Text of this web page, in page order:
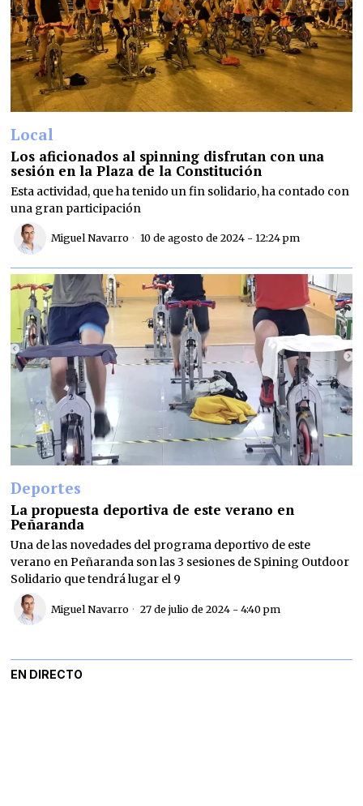
Local
Los aficionados al spinning disfrutan con una
sesión en la Plaza de la Constitución
Esta actividad, que ha tenido un fin solidario, ha contado con
una gran participación
Miguel Navarro 10 de agosto de 2024 - 12:24 pm
Deportes
La propuesta deportiva de este verano en
Peñaranda
Una de las novedades del programa deportivo de este
verano en Peñaranda son las 3 sesiones de Spining Outdoor
Solidario que tendrá lugar el 9
Miguel Navarro 27 de julio de 2024 - 4:40 pm
EN DIRECTO